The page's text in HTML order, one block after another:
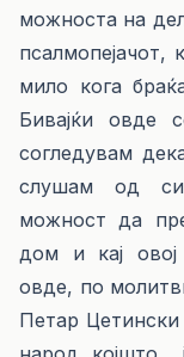
можноста на
псалмопејачот,
мило кога
Бивајќи овде
согледувам
слушам од
можност да
дом и кај
овде, по
Петар